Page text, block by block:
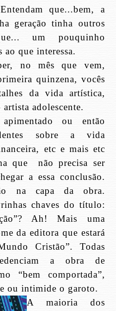
que...bem, a
geração tinha outros
um pouquinho
ao que interessa.
no mês que vem,
quinzena, vocês
da vida artística,
adolescente.
ou então
sobre a vida
etc e mais etc
que
não precisa ser
a essa conclusão.
na capa da obra.
chaves do título:
Ah! Mais uma
da editora que estará
Cristão”. Todas
a obra de
“bem comportada”,
ou intimide o garoto.
A maioria dos